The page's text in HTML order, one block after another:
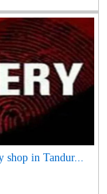
shop in Tandur...